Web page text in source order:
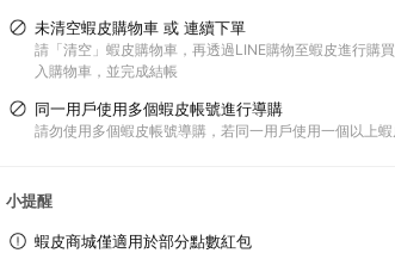
未清空蝦皮購物車 或 連續下單
請「清空」蝦皮購物車，再透過LINE購物至蝦皮進行購
入購物車，並完成結帳
同一用戶使用多個蝦皮帳號進行導購
請勿使用多個蝦皮帳號導購，若同一用戶使用一個以上
小提醒
蝦皮商城僅適用於部分點數紅包